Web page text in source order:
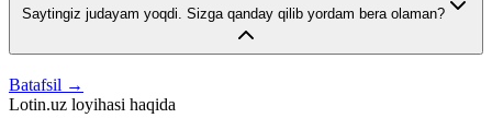
Saytingiz judayam yoqdi. Sizga qanday qilib yordam bera olaman?
Batafsil →
Lotin.uz loyihasi haqida